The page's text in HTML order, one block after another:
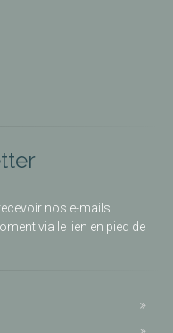
nos e-mails
via le lien en pied de